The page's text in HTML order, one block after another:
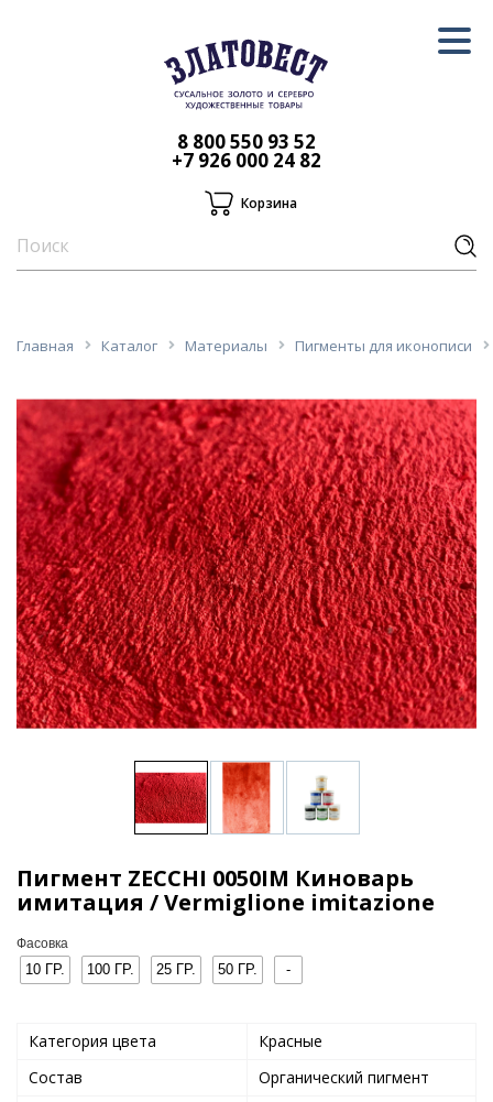
8 800 550 93 52
+7 926 000 24 82
Корзина
Главная Каталог Материалы Пигменты для иконописи
Пигмент ZECCHI 0050IM Киноварь
имитация / Vermiglione imitazione
Фасовка
10 ГР. 100 ГР. 25 ГР. 50 ГР. -
Категория цвета
Красные
Состав
Органический пигмент